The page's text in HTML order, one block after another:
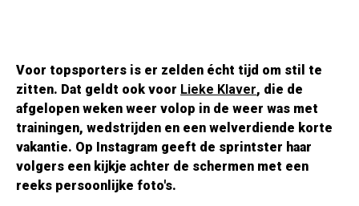
Voor topsporters is er zelden écht tijd om stil te
zitten. Dat geldt ook voor Lieke Klaver, die de
afgelopen weken weer volop in de weer was met
trainingen, wedstrijden en een welverdiende korte
vakantie. Op Instagram geeft de sprintster haar
volgers een kijkje achter de schermen met een
reeks persoonlijke foto's.